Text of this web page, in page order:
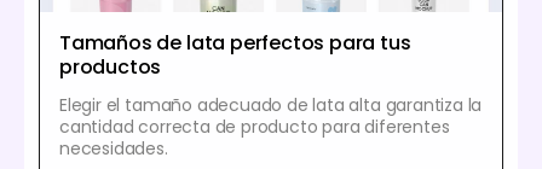
Tamaños de lata perfectos para tus
productos
Elegir el tamaño adecuado de lata alta garantiza la
cantidad correcta de producto para diferentes
necesidades.